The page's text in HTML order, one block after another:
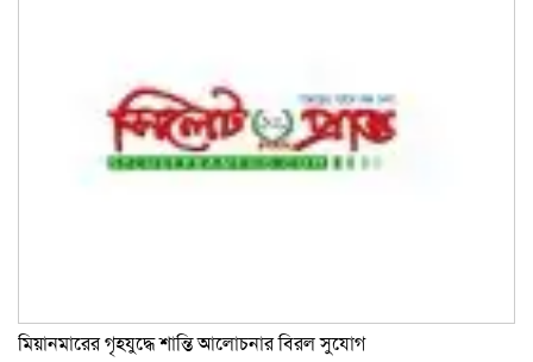
মিয়ানমারের গৃহযুদ্ধে শান্তি আলোচনার বিরল সুযোগ